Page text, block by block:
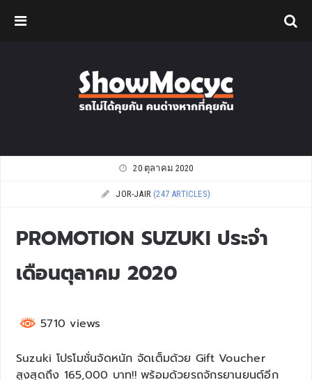
20 ตุลาคม 2020
JOR-JAIR (247 ARTICLES)
PROMOTION SUZUKI ประจำ
เดือนตุลาคม 2020
5710 views
Suzuki โปรโมชั่นจัดหนัก จัดเต็มด้วย Gift Voucher
สูงสุดถึง 165,000 บาท!! พร้อมด้วยรถจักรยานยนต์อีก